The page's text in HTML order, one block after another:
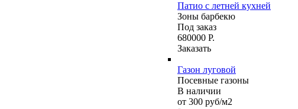
Патио с летней кухней
Зоны барбекю
Под заказ
680000 Р.
Заказать
Газон луговой
Посевные газоны
В наличии
от 300 руб/м2